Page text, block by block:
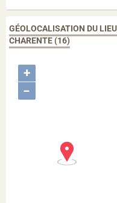
GÉOLOCALISATION DU
CHARENTE (16)
+
−